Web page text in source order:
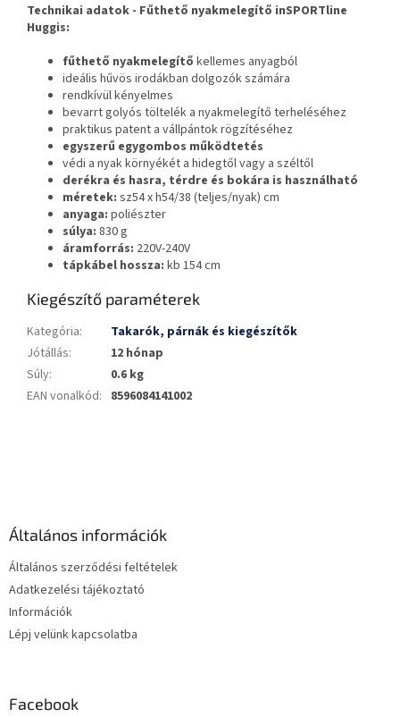
Technikai adatok - Fűthető nyakmelegítő inSPORTline
Huggis:
fűthető nyakmelegítő kellemes anyagból
ideális hűvös irodákban dolgozók számára
rendkívül kényelmes
bevarrt golyós töltelék a nyakmelegítő terheléséhez
praktikus patent a vállpántok rögzítéséhez
egyszerű egygombos működtetés
védi a nyak környékét a hidegtől vagy a széltől
derékra és hasra, térdre és bokára is használható
méretek: sz54 x h54/38 (teljes/nyak) cm
anyaga: poliészter
súlya: 830 g
áramforrás: 220V-240V
tápkábel hossza: kb 154 cm
Kiegészítő paraméterek
Kategória:
Takarók, párnák és kiegészítők
Jótállás:
12 hónap
Súly:
0.6 kg
EAN vonalkód: 8596084141002
Általános információk
Általános szerződési feltételek
Adatkezelési tájékoztató
Információk
Lépj velünk kapcsolatba
Facebook